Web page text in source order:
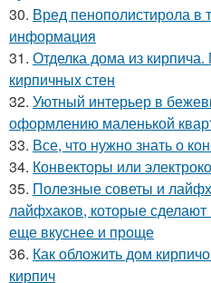
30. Вред пенополистирола
информация
31. Отделка дома из
кирпичных стен
32. Уютный интерьер в
оформлению маленькой
33. Все, что нужно знать о
34. Конвекторы или
35. Полезные советы и
лайфхаков, которые
еще вкуснее и проще
36. Как обложить дом
кирпич